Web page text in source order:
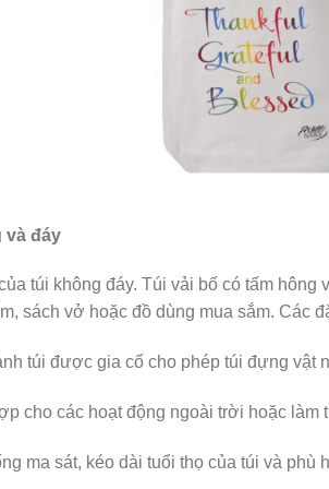
và đáy
túi không đáy. Túi vải bố có tấm
sách vở hoặc đồ dùng mua sắm. Các
túi được gia cố cho phép túi đựng vật
cho các hoạt động ngoài trời hoặc làm
ma sát, kéo dài tuổi thọ của túi và